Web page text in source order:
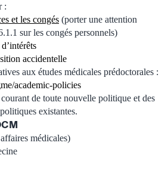
:
et les congés (porter une attention
sur les congés personnels)
accidentelle
aux études médicales prédoctorales :
academic-policies
de toute nouvelle politique et des
existantes.
médicales)